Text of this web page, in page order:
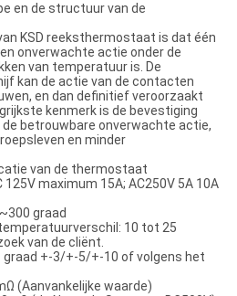
en de structuur van de
KSD reeksthermostaat is dat één
onverwachte actie onder de
van temperatuur is. De
kan de actie van de contacten
en dan definitief veroorzaakt
kenmerk is de bevestiging
betrouwbare onverwachte actie,
en minder
van de thermostaat
maximum 15A; AC250V 5A 10A
graad
10 tot 25
van de cliënt.
+-3/+-5/+-10 of volgens het
(Aanvankelijke waarde)